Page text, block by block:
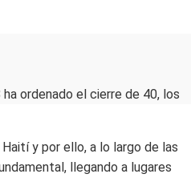
ordenado el cierre de 40, los
y por ello, a lo largo de las
llegando a lugares